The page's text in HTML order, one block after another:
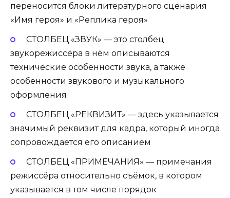
переносится блоки литературного сценария
«Имя героя» и «Реплика героя»
СТОЛБЕЦ «ЗВУК» — это столбец
звукорежиссёра в нём описываются
технические особенности звука, а также
особенности звукового и музыкального
оформления
СТОЛБЕЦ «РЕКВИЗИТ» — здесь указывается
значимый реквизит для кадра, который иногда
сопровождается его описанием
СТОЛБЕЦ «ПРИМЕЧАНИЯ» — примечания
режиссёра относительно съёмок, в котором
указывается в том числе порядок